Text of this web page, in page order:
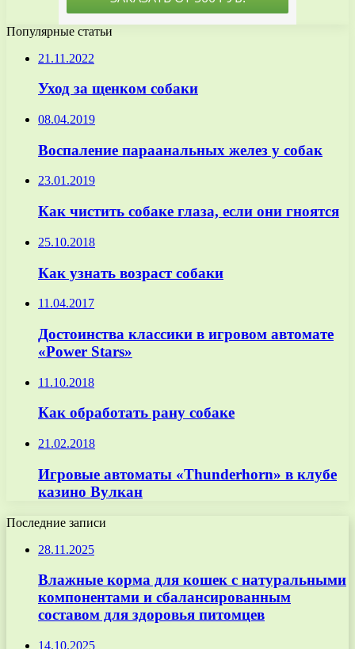
Популярные статьи
21.11.2022
Уход за щенком собаки
08.04.2019
Воспаление параанальных желез у собак
23.01.2019
Как чистить собаке глаза, если они гноятся
25.10.2018
Как узнать возраст собаки
11.04.2017
Достоинства классики в игровом автомате
«Power Stars»
11.10.2018
Как обработать рану собаке
21.02.2018
Игровые автоматы «Thunderhorn» в клубе
казино Вулкан
Последние записи
28.11.2025
Влажные корма для кошек с натуральными
компонентами и сбалансированным
составом для здоровья питомцев
14.10.2025